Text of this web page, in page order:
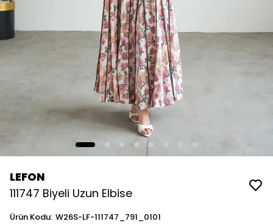
LEFON
111747 Biyeli Uzun Elbise
Ürün Kodu: W26S-LF-111747_791_0101